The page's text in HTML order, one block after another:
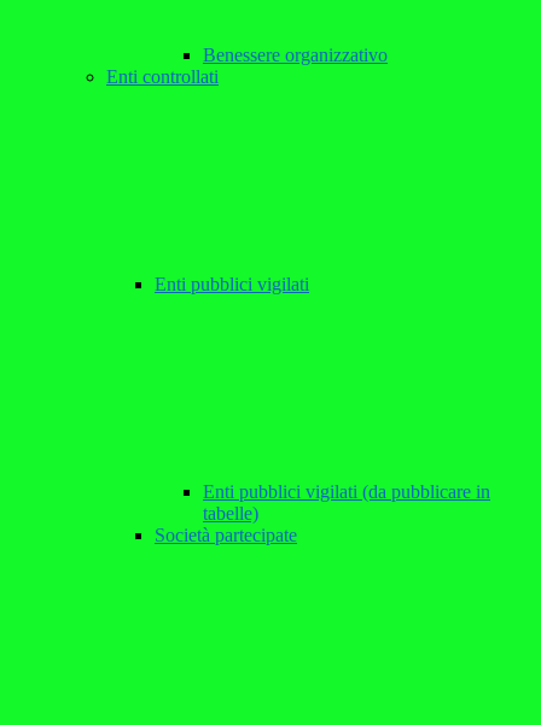
Benessere organizzativo
Enti controllati
Enti pubblici vigilati
Enti pubblici vigilati (da pubblicare in
tabelle)
Società partecipate